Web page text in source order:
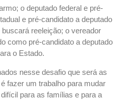
o deputado federal e pré-
e pré-candidato a deputado
reeleição; o vereador
como pré-candidato a deputado
o Estado.
nesse desafio que será as
fazer um trabalho para mudar
para as famílias e para a